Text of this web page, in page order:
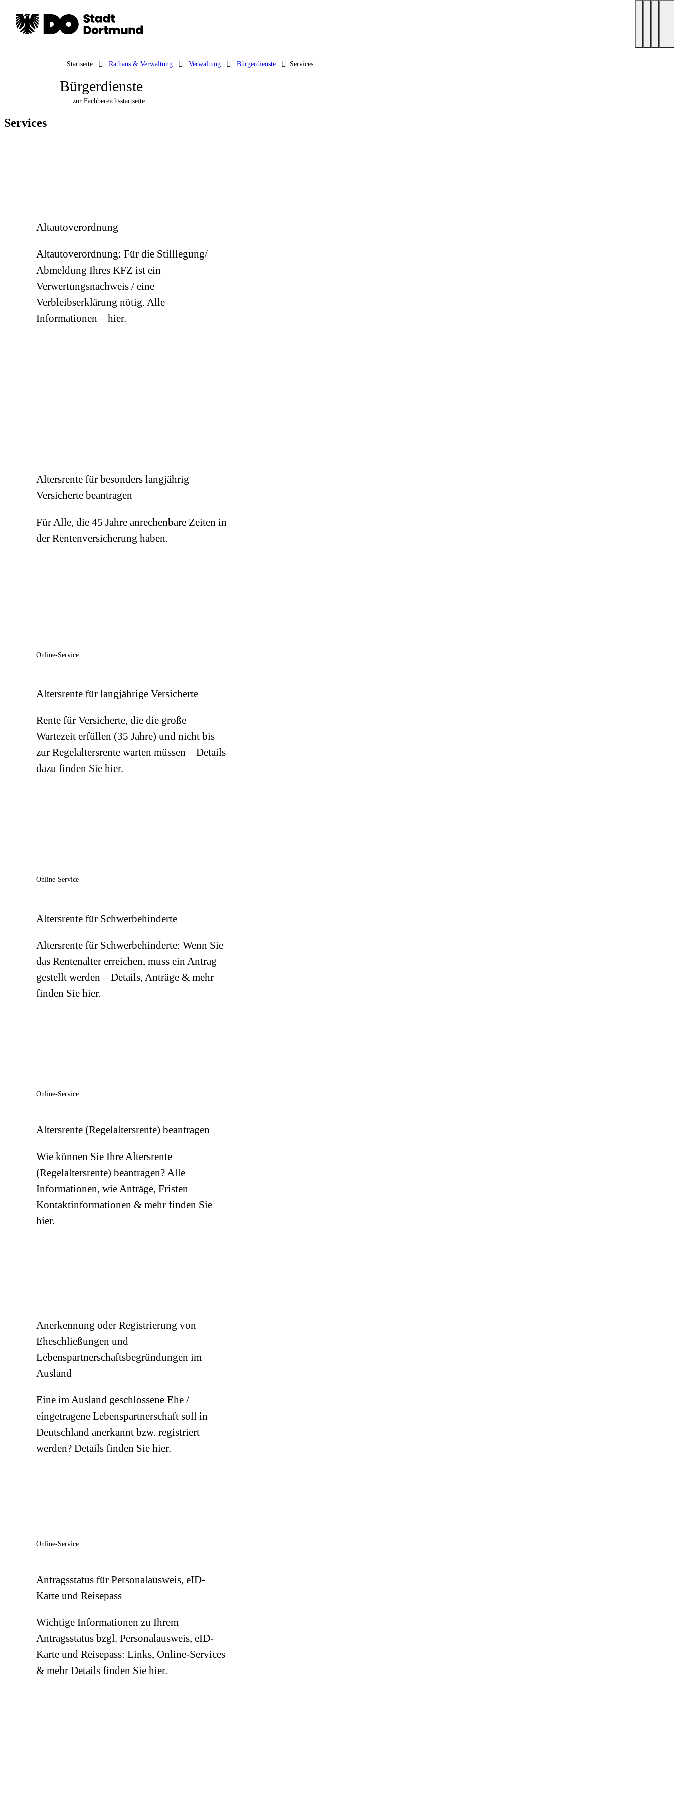
Startseite Rathaus & Verwaltung Verwaltung Bürgerdienste Services
Bürgerdienste
zur Fachbereichsstartseite
Services
Altautoverordnung
Altautoverordnung: Für die Stilllegung/
Abmeldung Ihres KFZ ist ein
Verwertungsnachweis / eine
Verbleibserklärung nötig. Alle
Informationen – hier.
Altersrente für besonders langjährig
Versicherte beantragen
Für Alle, die 45 Jahre anrechenbare Zeiten in
der Rentenversicherung haben.
Online-Service
Altersrente für langjährige Versicherte
Rente für Versicherte, die die große
Wartezeit erfüllen (35 Jahre) und nicht bis
zur Regelaltersrente warten müssen – Details
dazu finden Sie hier.
Online-Service
Altersrente für Schwerbehinderte
Altersrente für Schwerbehinderte: Wenn Sie
das Rentenalter erreichen, muss ein Antrag
gestellt werden – Details, Anträge & mehr
finden Sie hier.
Online-Service
Altersrente (Regelaltersrente) beantragen
Wie können Sie Ihre Altersrente
(Regelaltersrente) beantragen? Alle
Informationen, wie Anträge, Fristen
Kontaktinformationen & mehr finden Sie
hier.
Anerkennung oder Registrierung von
Eheschließungen und
Lebenspartnerschaftsbegründungen im
Ausland
Eine im Ausland geschlossene Ehe /
eingetragene Lebenspartnerschaft soll in
Deutschland anerkannt bzw. registriert
werden? Details finden Sie hier.
Online-Service
Antragsstatus für Personalausweis, eID-
Karte und Reisepass
Wichtige Informationen zu Ihrem
Antragsstatus bzgl. Personalausweis, eID-
Karte und Reisepass: Links, Online-Services
& mehr Details finden Sie hier.